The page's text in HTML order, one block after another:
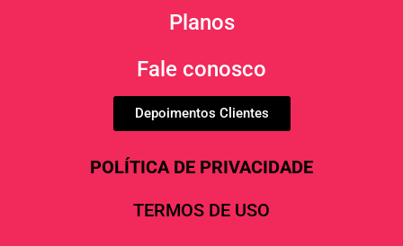
Planos
Fale conosco
Depoimentos Clientes
POLÍTICA DE PRIVACIDADE
TERMOS DE USO